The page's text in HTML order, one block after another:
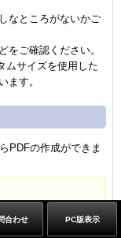
なところがないかご
をご確認ください。
ムサイズを使用した
ます。
PDFの作成ができま
れます。
合わせ PC版表示